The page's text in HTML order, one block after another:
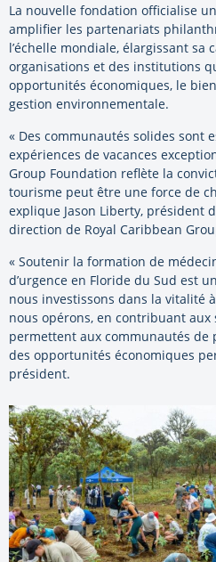
La nouvelle fondation officialise
amplifier les partenariats
l’échelle mondiale, élargissant sa
organisations et des institutions
opportunités économiques, le
gestion environnementale.
« Des communautés solides sont
expériences de vacances
Group Foundation reflète la
tourisme peut être une force de
explique Jason Liberty, président
direction de Royal Caribbean
« Soutenir la formation de
d’urgence en Floride du Sud est
nous investissons dans la vitalité
nous opérons, en contribuant aux
permettent aux communautés
des opportunités économiques
président.